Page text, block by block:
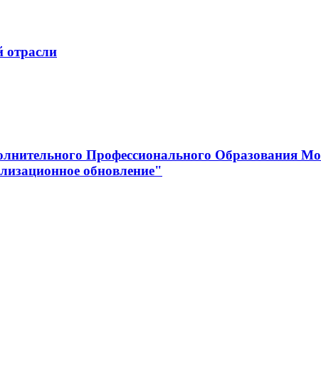
отрасли
Профессионального Образования
обновление"